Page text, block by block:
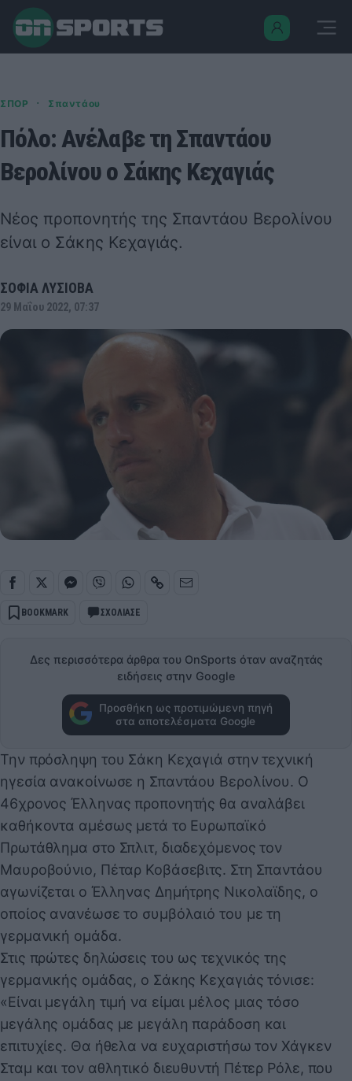
ΣΠΟΡ · Σπαντάου
Πόλο: Ανέλαβε τη Σπαντάου
Βερολίνου ο Σάκης Κεχαγιάς
Νέος προπονητής της Σπαντάου Βερολίνου
είναι ο Σάκης Κεχαγιάς.
ΣΟΦΙΑ ΛΥΣΙΟΒΑ
29 Μαΐου 2022, 07:37
BOOKMARK ΣΧΟΛΙΑΣΕ
Δες περισσότερα άρθρα του OnSports όταν αναζητάς
ειδήσεις στην Google
Προσθήκη ως προτιμώμενη πηγή
στα αποτελέσματα Google
Την πρόσληψη του Σάκη Κεχαγιά στην τεχνική
ηγεσία ανακοίνωσε η Σπαντάου Βερολίνου. Ο
46χρονος Έλληνας προπονητής θα αναλάβει
καθήκοντα αμέσως μετά το Ευρωπαϊκό
Πρωτάθλημα στο Σπλιτ, διαδεχόμενος τον
Μαυροβούνιο, Πέταρ Κοβάσεβιτς. Στη Σπαντάου
αγωνίζεται ο Έλληνας Δημήτρης Νικολαϊδης, ο
οποίος ανανέωσε το συμβόλαιό του με τη
γερμανική ομάδα.
Στις πρώτες δηλώσεις του ως τεχνικός της
γερμανικής ομάδας, ο Σάκης Κεχαγιάς τόνισε:
«Είναι μεγάλη τιμή να είμαι μέλος μιας τόσο
μεγάλης ομάδας με μεγάλη παράδοση και
επιτυχίες. Θα ήθελα να ευχαριστήσω τον Χάγκεν
Σταμ και τον αθλητικό διευθυντή Πέτερ Ρόλε, που